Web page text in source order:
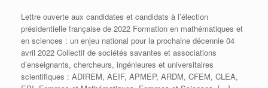
Lettre ouverte aux candidates et candidats à l’élection
présidentielle française de 2022 Formation en mathématiques et
en sciences : un enjeu national pour la prochaine décennie 04
avril 2022 Collectif de sociétés savantes et associations
d’enseignants, chercheurs, ingénieures et universitaires
scientifiques : ADIREM, AEIF, APMEP, ARDM, CFEM, CLEA,